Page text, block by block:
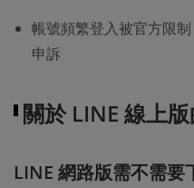
帳號頻繁登入被官方限
申訴
關於 LINE 線上
LINE 網路版需不需要